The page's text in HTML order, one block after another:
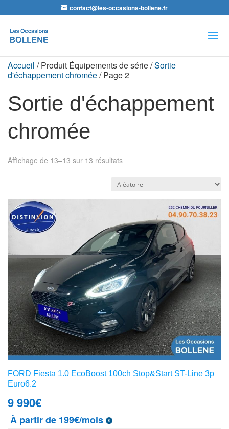
contact@les-occasions-bollene.fr
de
produits
Accueil / Produit Équipements de série /Sortie
d'échappement chromée/ Page 2
Sortie d'échappement
chromée
Affichage de 13–13 sur 13 résultats
FORD Fiesta 1.0 EcoBoost 100ch Stop&Start ST-Line 3p
Euro6.2
9 990€
À partir de 199€/mois